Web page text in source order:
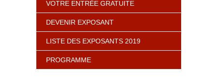
VOTRE ENTRÉE GRATUITE
DEVENIR EXPOSANT
LISTE DES EXPOSANTS 2019
PROGRAMME